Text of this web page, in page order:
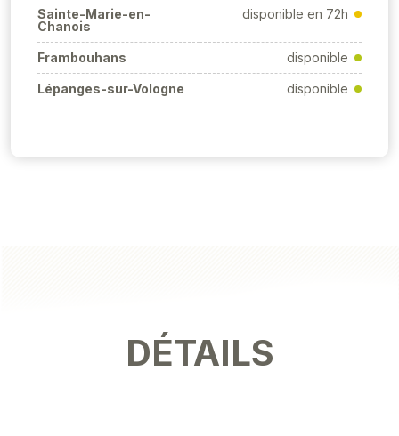
Sainte-Marie-en-
Chanois
disponible en 72h
Frambouhans disponible
Lépanges-sur-Vologne disponible
DÉTAILS